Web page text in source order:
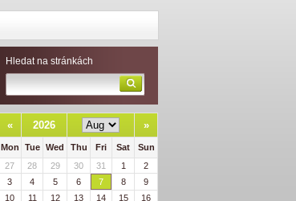
Hledat na stránkách
« 2026 »
Mon Tue Wed Thu Fri Sat
Sun
27
28 29 30 31 1
2
3
4 5 6 7 8
9
10
11 12 13 14 15
16